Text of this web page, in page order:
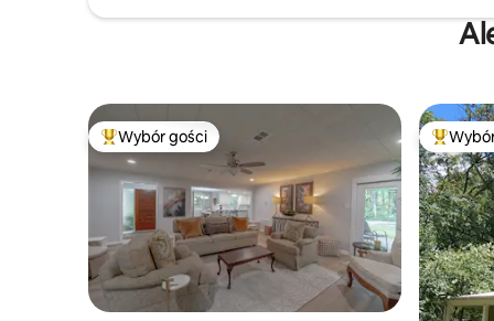
Najpopularniejsze z kategorii Wybór gości
Wybór gości